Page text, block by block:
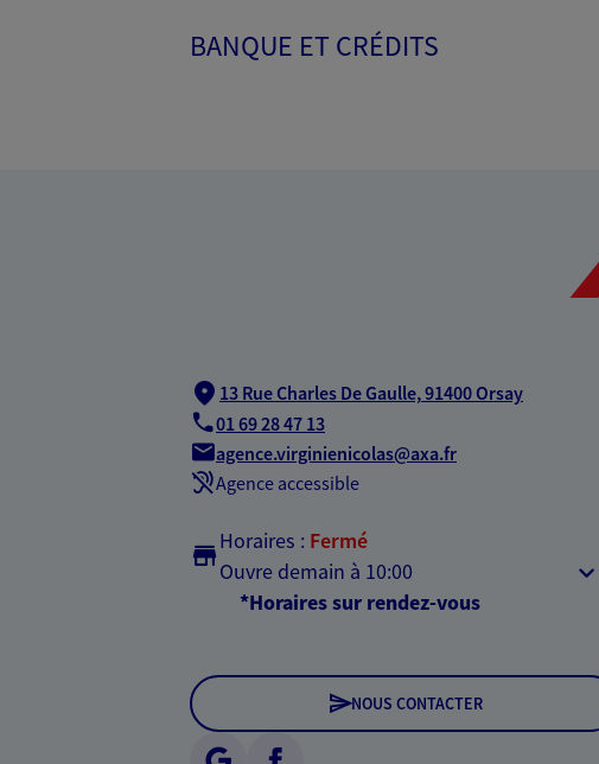
BANQUE ET CRÉDITS
13 Rue Charles De Gaulle,91400 Orsay
01 69 28 47 13
agence.virginienicolas@axa.fr
Agence accessible
Horaires : Fermé
Ouvre demain à 10:00
*Horaires sur rendez-vous
NOUS CONTACTER